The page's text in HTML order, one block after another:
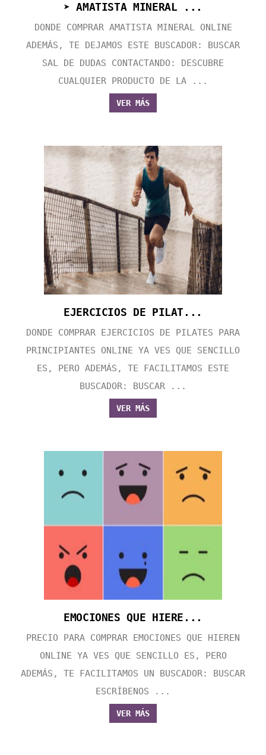
➤ AMATISTA MINERAL ...
DONDE COMPRAR AMATISTA MINERAL ONLINE
ADEMÁS, TE DEJAMOS ESTE BUSCADOR: BUSCAR
SAL DE DUDAS CONTACTANDO: DESCUBRE
CUALQUIER PRODUCTO DE LA ...
VER MÁS
EJERCICIOS DE PILAT...
DONDE COMPRAR EJERCICIOS DE PILATES PARA
PRINCIPIANTES ONLINE YA VES QUE SENCILLO
ES, PERO ADEMÁS, TE FACILITAMOS ESTE
BUSCADOR: BUSCAR ...
VER MÁS
EMOCIONES QUE HIERE...
PRECIO PARA COMPRAR EMOCIONES QUE HIEREN
ONLINE YA VES QUE SENCILLO ES, PERO
ADEMÁS, TE FACILITAMOS UN BUSCADOR: BUSCAR
ESCRÍBENOS ...
VER MÁS